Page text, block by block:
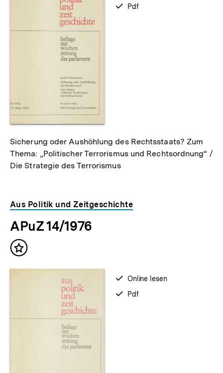
zum
verfügbar
Pdf
Sicherung oder Aushöhlung des Rechtsstaats? Zum
Thema: „Politischer Terrorismus und Rechtsordnung“ /
Die Strategie des Terrorismus
Aus Politik und Zeitgeschichte
APuZ 14/1976
Inhalt
verfügbar
Online lesen
verfügbar
Pdf